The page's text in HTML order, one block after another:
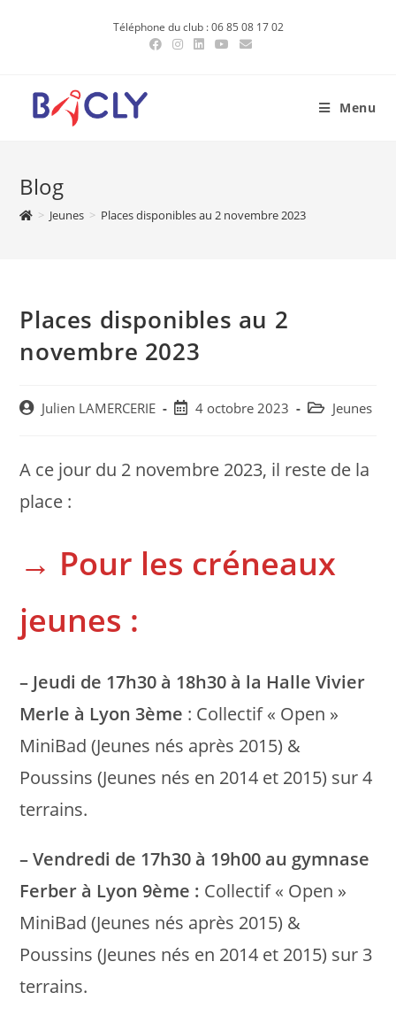
Téléphone du club : 06 85 08 17 02
Menu
Blog
> Jeunes > Places disponibles au 2 novembre 2023
Places disponibles au 2
novembre 2023
PostJulien LAMERCERIE
Post4 octobre 2023
Post Jeunes
A ce jour du 2 novembre 2023, il reste de la
place :
→ Pour les créneaux
jeunes :
– Jeudi de 17h30 à 18h30 à la Halle Vivier
Merle à Lyon 3ème : Collectif « Open »
MiniBad (Jeunes nés après 2015) &
Poussins (Jeunes nés en 2014 et 2015) sur 4
terrains.
– Vendredi de 17h30 à 19h00 au gymnase
Ferber à Lyon 9ème : Collectif « Open »
MiniBad (Jeunes nés après 2015) &
Poussins (Jeunes nés en 2014 et 2015) sur 3
terrains.